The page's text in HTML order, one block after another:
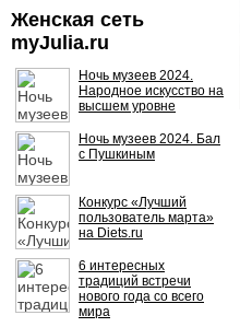
Женская сеть
myJulia.ru
Ночь музеев 2024.
Народное искусство на
высшем уровне
Ночь музеев 2024. Бал
с Пушкиным
Конкурс «Лучший
пользователь марта»
на Diets.ru
6 интересных
традиций встречи
нового года со всего
мира